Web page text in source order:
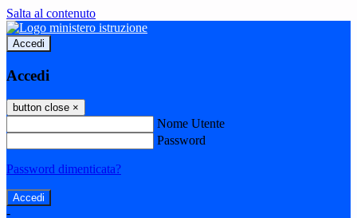
Salta al contenuto
Accedi
Accedi
button close ×
Nome Utente
Password
Password dimenticata?
-